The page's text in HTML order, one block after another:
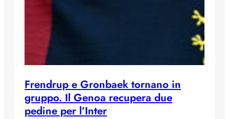
Frendrup e Gronbaek tornano in
gruppo. Il Genoa recupera due
pedine per l’Inter